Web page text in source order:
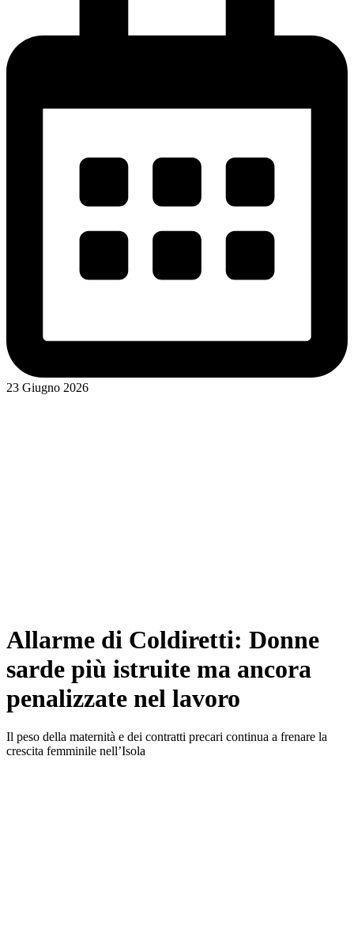
23 Giugno 2026
Allarme di Coldiretti: Donne
sarde più istruite ma ancora
penalizzate nel lavoro
Il peso della maternità e dei contratti precari continua a frenare la
crescita femminile nell’Isola